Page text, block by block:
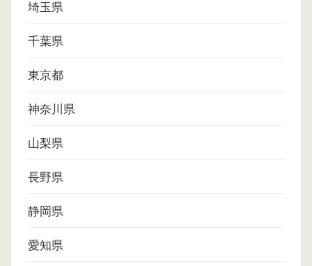
埼玉県
千葉県
東京都
神奈川県
山梨県
長野県
静岡県
愛知県